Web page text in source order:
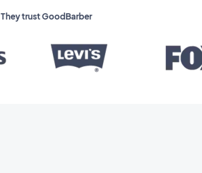
They trust GoodBarber